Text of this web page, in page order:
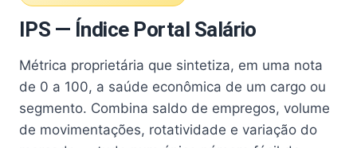
IPS — Índice Portal Salário
Métrica proprietária que sintetiza, em uma nota
de 0 a 100, a saúde econômica de um cargo ou
segmento. Combina saldo de empregos, volume
de movimentações, rotatividade e variação do